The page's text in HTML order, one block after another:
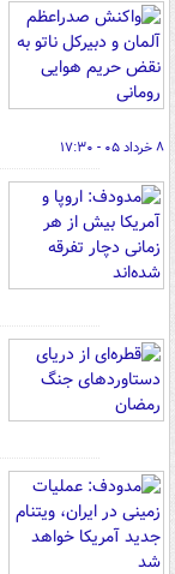
۸ خرداد ۰۵ - ۱۷:۳۰